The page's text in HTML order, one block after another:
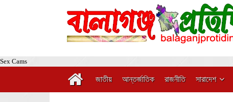
Sex Cams
জাতীয় আন্তর্জাতিক রাজনীতি সারাদেশ